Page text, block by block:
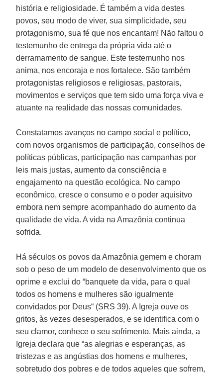
história e religiosidade. É também a vida destes
povos, seu modo de viver, sua simplicidade, seu
protagonismo, sua fé que nos encantam! Não faltou o
testemunho de entrega da própria vida até o
derramamento de sangue. Este testemunho nos
anima, nos encoraja e nos fortalece. São também
protagonistas religiosos e religiosas, pastorais,
movimentos e serviços que tem sido uma força viva e
atuante na realidade das nossas comunidades.
Constatamos avanços no campo social e político,
com novos organismos de participação, conselhos de
políticas públicas, participação nas campanhas por
leis mais justas, aumento da consciência e
engajamento na questão ecológica. No campo
econômico, cresce o consumo e o poder aquisitvo
embora nem sempre acompanhado do aumento da
qualidade de vida. A vida na Amazônia continua
sofrida.
Há séculos os povos da Amazônia gemem e choram
sob o peso de um modelo de desenvolvimento que os
oprime e exclui do “banquete da vida, para o qual
todos os homens e mulheres são igualmente
convidados por Deus“ (SRS 39). A Igreja ouve os
gritos, às vezes desesperados, e se identifica com o
seu clamor, conhece o seu sofrimento. Mais ainda, a
Igreja declara que “as alegrias e esperanças, as
tristezas e as angústias dos homens e mulheres,
sobretudo dos pobres e de todos aqueles que sofrem,